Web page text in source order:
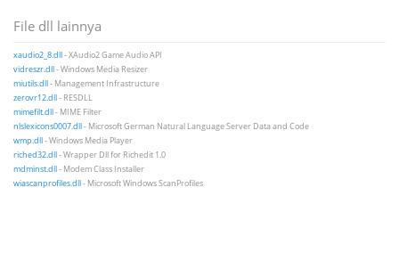
File dll lainnya
xaudio2_8.dll- XAudio2 Game Audio API
vidreszr.dll- Windows Media Resizer
miutils.dll- Management Infrastructure
zerovr12.dll- RESDLL
mimefilt.dll- MIME Filter
nlslexicons0007.dll- Microsoft German Natural Language Server Data and Code
wmp.dll- Windows Media Player
riched32.dll- Wrapper Dll for Richedit 1.0
mdminst.dll- Modem Class Installer
wiascanprofiles.dll- Microsoft Windows ScanProfiles